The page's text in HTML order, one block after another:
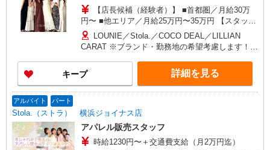
【店長候補（経験者）】 ■首都圏／月給30万
円〜 ■他エリア／月給25万円〜35万円 【スタッ
フ】 ■首都圏／月給24万3,800円〜40万円 ■大阪／
月給23万3,500円〜35万円 ■京都、兵庫、愛知、岐
阜、福岡／月給22万7,800円〜35万円 ■他エリア／
月給22万2,100円〜35万円 固定残業手当含む（1ヶ
月あたり20時間）※超過時は追加支給 首都圏エリ
ア：30,800円 大阪：29,500円 京都、兵庫、愛知、
考慮 ※試用期間3ヶ月も同条件（首都圏：店長候
補は月給27万円〜）
LOUNIE／Stola.／COCO DEAL／LILLIAN
CARAT ※ブランド・勤務地の希望考慮します！※
道、宮城（仙台）、愛知、大阪、兵庫、京都、和
歌山、岡山、広島、愛媛、福岡、長崎、宮崎、熊
本などの各店舗で募集しています。 【COCO
ルミネ池袋店／ルミネ横浜／ルミネ大宮店／ルミ
ネ有楽町店 ルミネ立川店／ルミネ町田店／池袋
PARCO店／東京スカイツリータウン・ソラマチ店
イクスピアリ店／イオンレイクタウン店／ジョイ
キープ 詳細を見る
アルバイト パート
Stola.（ストラ） 横浜ジョイナス店
アパレル販売スタッフ
時給1230円〜＋交通費支給（月2万円迄）